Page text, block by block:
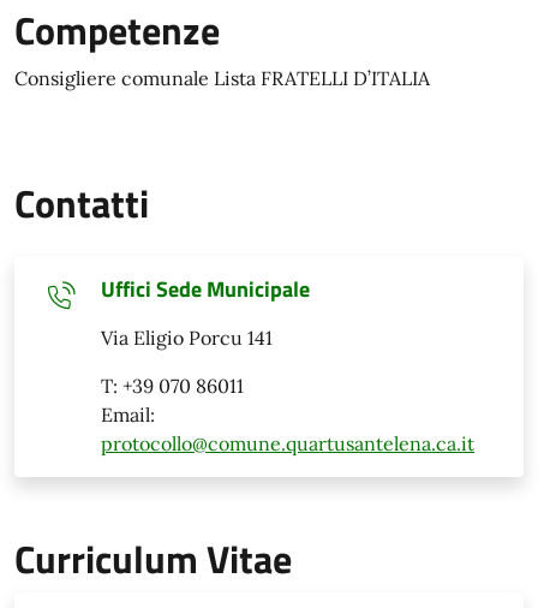
Competenze
Consigliere comunale Lista FRATELLI D’ITALIA
Contatti
Uffici Sede Municipale
Via Eligio Porcu 141
T: +39 070 86011
Email:
protocollo@comune.quartusantelena.ca.it
Curriculum Vitae